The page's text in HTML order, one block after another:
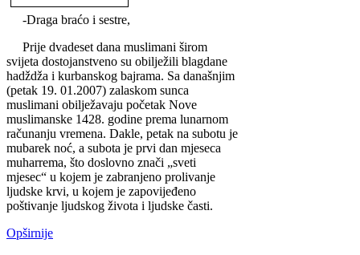
-Draga braćo i sestre,
Prije dvadeset dana muslimani širom
svijeta dostojanstveno su obilježili blagdane
hadždža i kurbanskog bajrama. Sa današnjim
(petak 19. 01.2007) zalaskom sunca
muslimani obilježavaju početak Nove
muslimanske 1428. godine prema lunarnom
računanju vremena. Dakle, petak na subotu je
mubarek noć, a subota je prvi dan mjeseca
muharrema, što doslovno znači „sveti
mjesec“ u kojem je zabranjeno prolivanje
ljudske krvi, u kojem je zapovijeđeno
poštivanje ljudskog života i ljudske časti.
Opširnije